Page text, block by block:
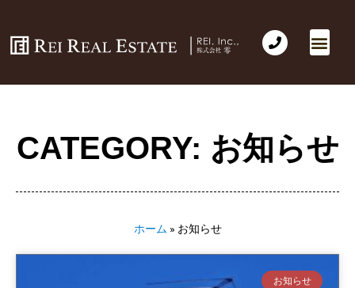
CATEGORY: お知らせ
ホーム » お知らせ
お知らせ